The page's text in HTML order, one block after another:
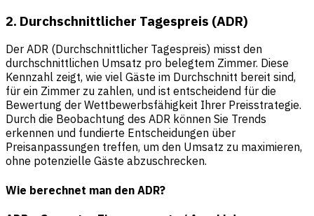
2. Durchschnittlicher Tagespreis (ADR)
Der ADR (Durchschnittlicher Tagespreis) misst den
durchschnittlichen Umsatz pro belegtem Zimmer. Diese
Kennzahl zeigt, wie viel Gäste im Durchschnitt bereit sind,
für ein Zimmer zu zahlen, und ist entscheidend für die
Bewertung der Wettbewerbsfähigkeit Ihrer Preisstrategie.
Durch die Beobachtung des ADR können Sie Trends
erkennen und fundierte Entscheidungen über
Preisanpassungen treffen, um den Umsatz zu maximieren,
ohne potenzielle Gäste abzuschrecken.
Wie berechnet man den ADR?